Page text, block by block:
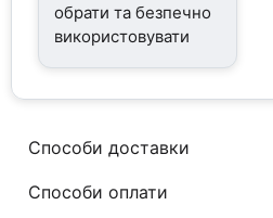
обрати та безпечно
використовувати
Способи доставки
Способи оплати